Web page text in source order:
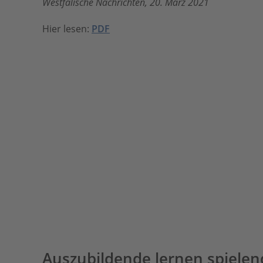
Hier lesen: PDF
Auszubildende lernen